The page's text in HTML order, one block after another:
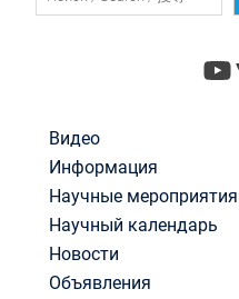
Видео
Информация
Научные мероприятия
Научный календарь
Новости
Объявления